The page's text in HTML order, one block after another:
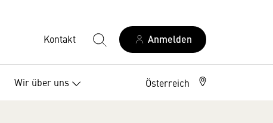
Kontakt Anmelden
Wir über uns Österreich